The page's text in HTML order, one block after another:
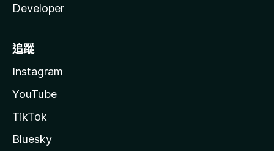
Developer
追蹤
Instagram
YouTube
TikTok
Bluesky